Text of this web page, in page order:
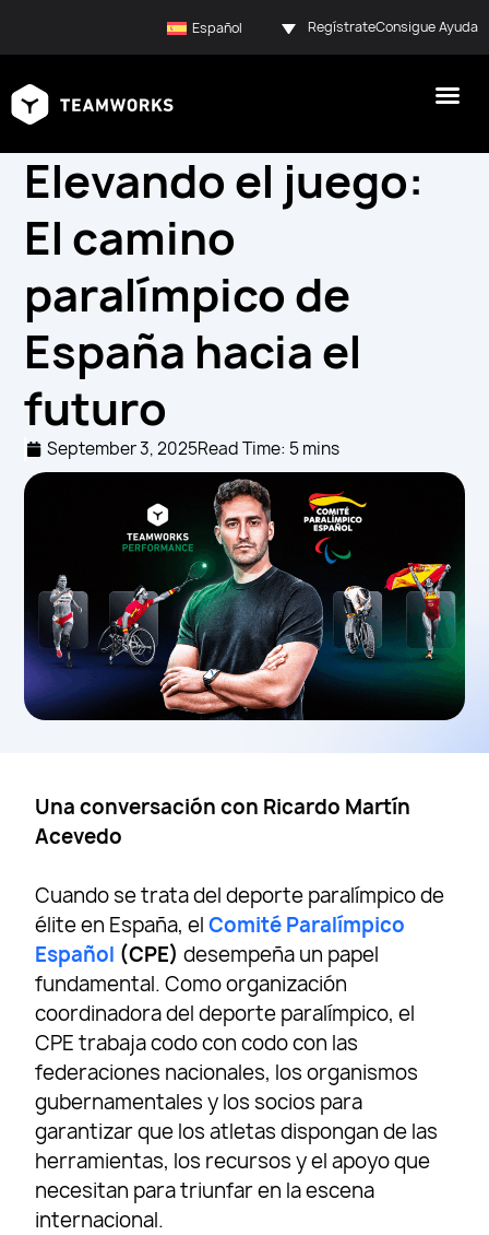
Español RegístrateConsigue Ayuda
Elevando el juego:
El camino
paralímpico de
España hacia el
futuro
September 3, 2025Read Time: 5 mins
Una conversación con Ricardo Martín
Acevedo
Cuando se trata del deporte paralímpico de
élite en España, el Comité Paralímpico
Español (CPE) desempeña un papel
fundamental. Como organización
coordinadora del deporte paralímpico, el
CPE trabaja codo con codo con las
federaciones nacionales, los organismos
gubernamentales y los socios para
garantizar que los atletas dispongan de las
herramientas, los recursos y el apoyo que
necesitan para triunfar en la escena
internacional.